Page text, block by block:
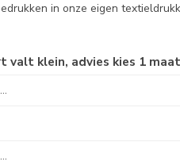
in onze eigen
valt klein, advies kies 1